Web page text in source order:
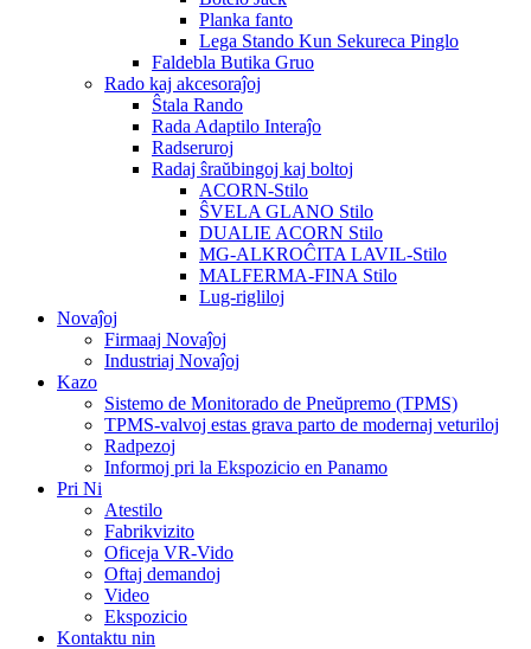
Planka fanto
Lega Stando Kun Sekureca Pinglo
Faldebla Butika Gruo
Rado kaj akcesoraĵoj
Ŝtala Rando
Rada Adaptilo Interaĵo
Radseruroj
Radaj ŝraŭbingoj kaj boltoj
ACORN-Stilo
ŜVELA GLANO Stilo
DUALIE ACORN Stilo
MG-ALKROĈITA LAVIL-Stilo
MALFERMA-FINA Stilo
Lug-rigliloj
Novaĵoj
Firmaaj Novaĵoj
Industriaj Novaĵoj
Kazo
Sistemo de Monitorado de Pneŭpremo (TPMS)
TPMS-valvoj estas grava parto de modernaj veturiloj
Radpezoj
Informoj pri la Ekspozicio en Panamo
Pri Ni
Atestilo
Fabrikvizito
Oficeja VR-Vido
Oftaj demandoj
Video
Ekspozicio
Kontaktu nin